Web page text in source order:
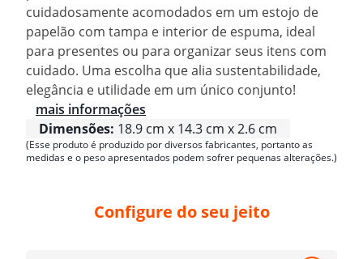
cuidadosamente acomodados em um estojo de
papelão com tampa e interior de espuma, ideal
para presentes ou para organizar seus itens com
cuidado. Uma escolha que alia sustentabilidade,
elegância e utilidade em um único conjunto!
mais informações
Dimensões: 18.9 cm x 14.3 cm x 2.6 cm
(Esse produto é produzido por diversos fabricantes, portanto as
medidas e o peso apresentados podem sofrer pequenas alterações.)
Configure do seu jeito